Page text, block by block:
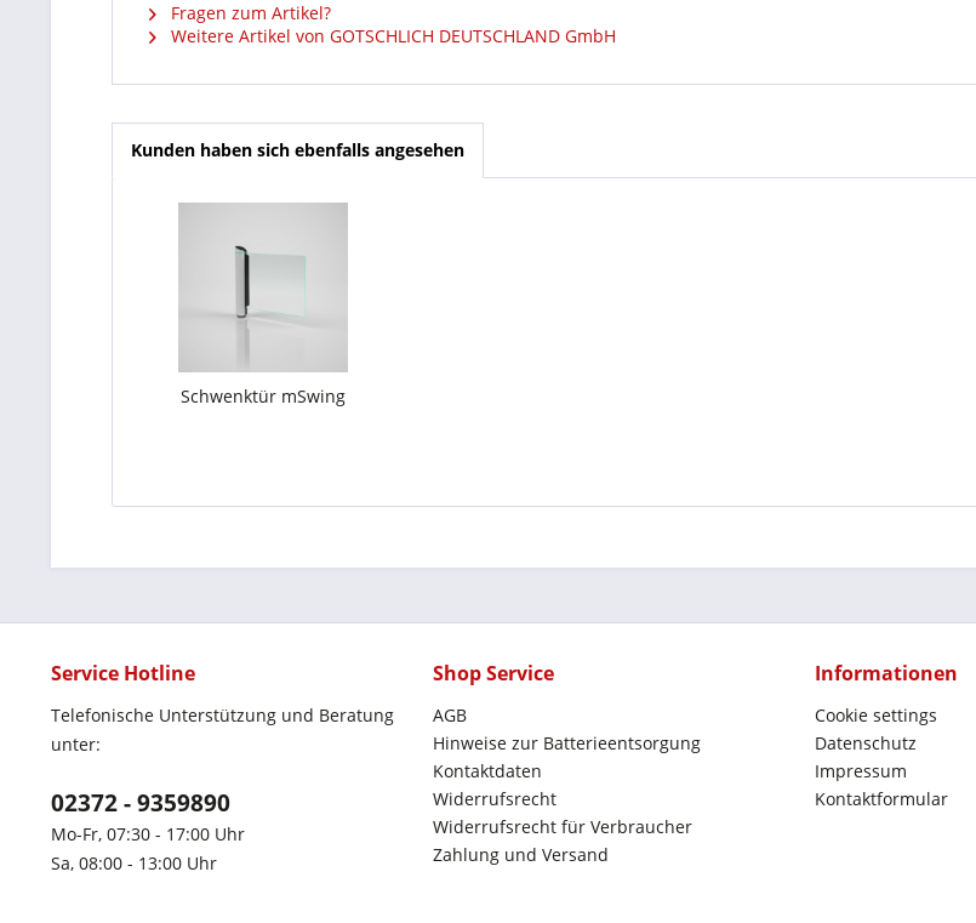
Fragen zum Artikel?
Weitere Artikel von GOTSCHLICH DEUTSCHLAND GmbH
Kunden haben sich ebenfalls angesehen
Schwenktür mSwing
Service Hotline
Telefonische Unterstützung und Beratung
unter:
02372 - 9359890
Mo-Fr, 07:30 - 17:00 Uhr
Sa, 08:00 - 13:00 Uhr
Shop Service
AGB
Hinweise zur Batterieentsorgung
Kontaktdaten
Widerrufsrecht
Widerrufsrecht für Verbraucher
Zahlung und Versand
Informationen
Cookie settings
Datenschutz
Impressum
Kontaktformular